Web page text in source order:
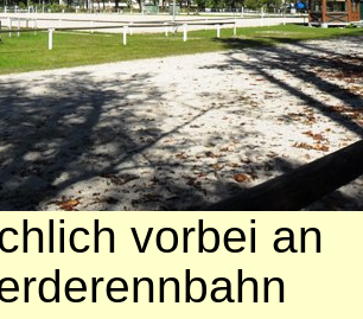
vorbei an